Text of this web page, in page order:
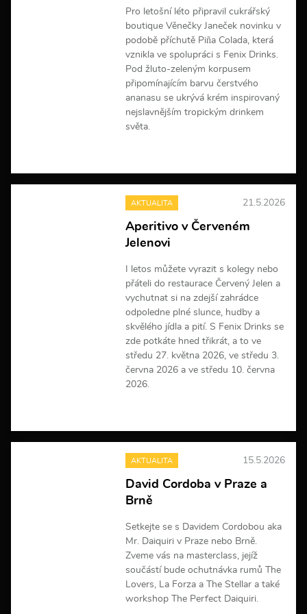
c
í
Pro letošní léto připravil cukrářský
boutique Věnečky Janeček novinku v
podobě příchutě Piña Colada, která
vznikla ve spolupráci s Fenix Drinks.
Pod žluto-zeleným korpusem
připomínajícím barvu čerstvého
ananasu se ukrývá krém inspirovaný
nejslavnějším tropickým drinkem
světa.
e
i
f
o
m
a
í
AKTUALITA 21.5.2026
Aperitivo v Červeném
Jelenovi
I letos můžete vyrazit s kolegy nebo
přáteli do restaurace Červený Jelen a
vychutnat si na zdejší zahrádce
odpoledne plné slunce, hudby a
skvělého jídla a pití. S Fenix Drinks se
zde potkáte hned třikrát, a to ve
středu 27. května 2026, ve středu 3.
června 2026 a ve středu 10. června
2026.
e
i
f
o
m
a
í
AKTUALITA 15.5.2026
David Cordoba v Praze a
Brně
Setkejte se s Davidem Cordobou aka
Mr. Daiquiri v Praze nebo Brně.
Zveme vás na masterclass, jejíž
součástí bude ochutnávka rumů The
Lovers, La Forza a The Stellar a také
workshop The Perfect Daiquiri.